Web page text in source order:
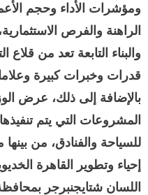
ومؤشرات الأداء وحجم
الراهنة والفرص
والبناء التابعة تعد من قلاع
قدرات وخبرات كبيرة
بالإضافة إلى ذلك، عرض
المشروعات التي يتم
للسياحة والفنادق، من
إحياء وتطوير القاهرة
اللسان شتايجنبرجر